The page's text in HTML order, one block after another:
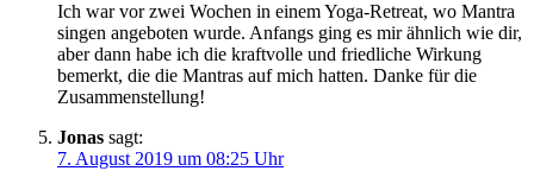
Ich war vor zwei Wochen in einem Yoga-Retreat, wo Mantra
singen angeboten wurde. Anfangs ging es mir ähnlich wie dir,
aber dann habe ich die kraftvolle und friedliche Wirkung
bemerkt, die die Mantras auf mich hatten. Danke für die
Zusammenstellung!
Jonas sagt:
7. August 2019 um 08:25 Uhr